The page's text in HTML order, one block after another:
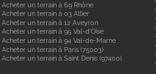
Acheter un terrain à 69 Rhône
Acheter un terrain à 03 Allier
Acheter un terrain à 12 Aveyron
Acheter un terrain à 95 Val-d'Oise
Acheter un terrain à 94 Val-de-Marne
Acheter un terrain à Paris (75003)
Acheter un terrain à Saint Denis (97400)